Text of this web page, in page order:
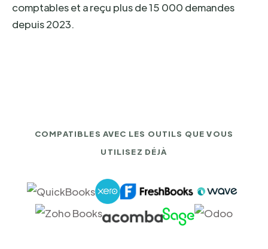
comptables et a reçu plus de 15 000 demandes
depuis 2023.
COMPATIBLES AVEC LES OUTILS QUE VOUS
UTILISEZ DÉJÀ